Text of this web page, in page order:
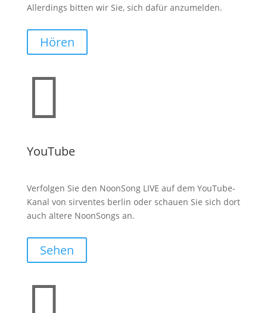
Allerdings bitten wir Sie, sich dafür anzumelden.
Hören

YouTube
Verfolgen Sie den NoonSong LIVE auf dem YouTube-
Kanal von sirventes berlin oder schauen Sie sich dort
auch ältere NoonSongs an.
Sehen